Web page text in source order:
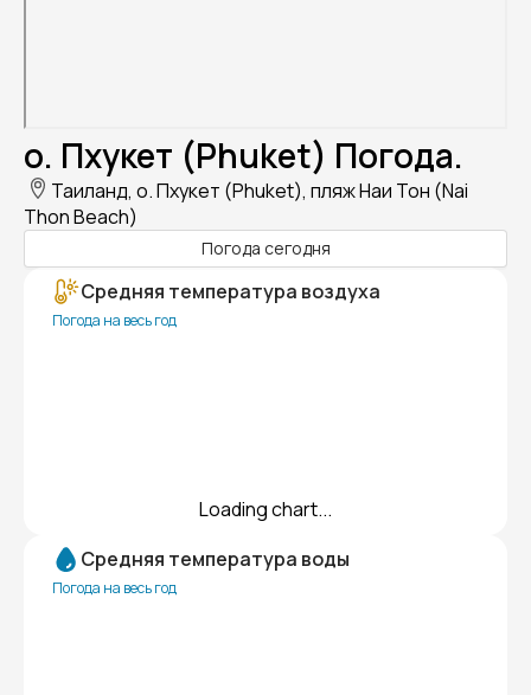
о. Пхукет (Phuket) Погода.
Таиланд, о. Пхукет (Phuket), пляж Наи Тон (Nai
Thon Beach)
Погода сегодня
Средняя температура воздуха
Погода на весь год
Loading chart...
Средняя температура воды
Погода на весь год